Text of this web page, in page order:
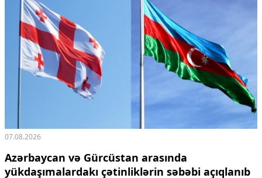
07.08.2026
Azərbaycan və Gürcüstan arasında
yükdaşımalardakı çətinliklərin səbəbi açıqlanıb